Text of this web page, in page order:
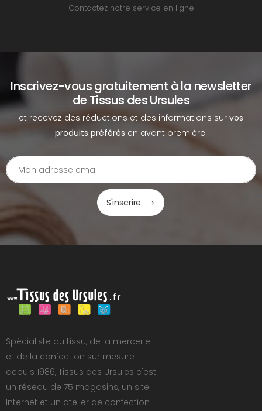
Contactez notre service en ligne
Inscrivez-vous gratuitement à la newsletter
de Tissus des Ursules
et recevez des réductions et des informations sur vos
produits préférés en avant première.
S'inscrire
Spécialiste du tissu, de la mercerie
et de la confection sur mesure
depuis 1986, Tissus des Ursules c'est
un réseau de 75 magasins, un site
Internet et un atelier de confection